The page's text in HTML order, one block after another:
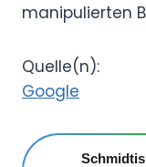
manipulierten
Quelle(n):
Google